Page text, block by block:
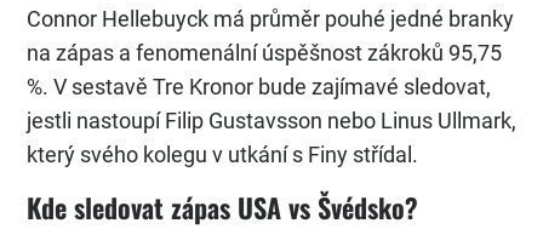
Connor Hellebuyck má průměr pouhé jedné branky
na zápas a fenomenální úspěšnost zákroků 95,75
%. V sestavě Tre Kronor bude zajímavé sledovat,
jestli nastoupí Filip Gustavsson nebo Linus Ullmark,
který svého kolegu v utkání s Finy střídal.
Kde sledovat zápas USA vs Švédsko?